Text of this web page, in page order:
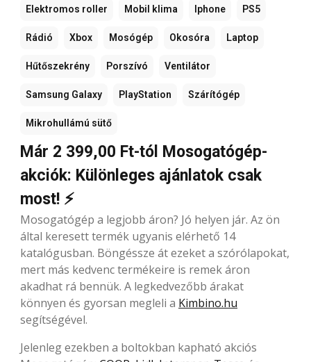
Elektromos roller Mobil klima Iphone PS5
Rádió Xbox Mosógép Okosóra Laptop
Hűtőszekrény Porszívó Ventilátor
Samsung Galaxy PlayStation Szárítógép
Mikrohullámú sütő
Már 2 399,00 Ft-tól Mosogatógép-
akciók: Különleges ajánlatok csak
most! ⚡
Mosogatógép a legjobb áron? Jó helyen jár. Az ön
által keresett termék ugyanis elérhető 14
katalógusban. Böngéssze át ezeket a szórólapokat,
mert más kedvenc termékeire is remek áron
akadhat rá bennük. A legkedvezőbb árakat
könnyen és gyorsan megleli a Kimbino.hu
segítségével.
Jelenleg ezekben a boltokban kapható akciós